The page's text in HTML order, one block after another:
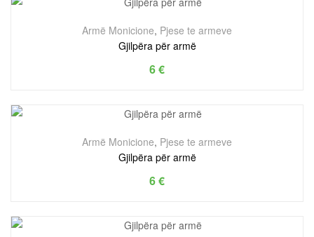
Armë Monicione, Pjese te armeve
Gjilpëra për armë
6€
Armë Monicione, Pjese te armeve
Gjilpëra për armë
6€